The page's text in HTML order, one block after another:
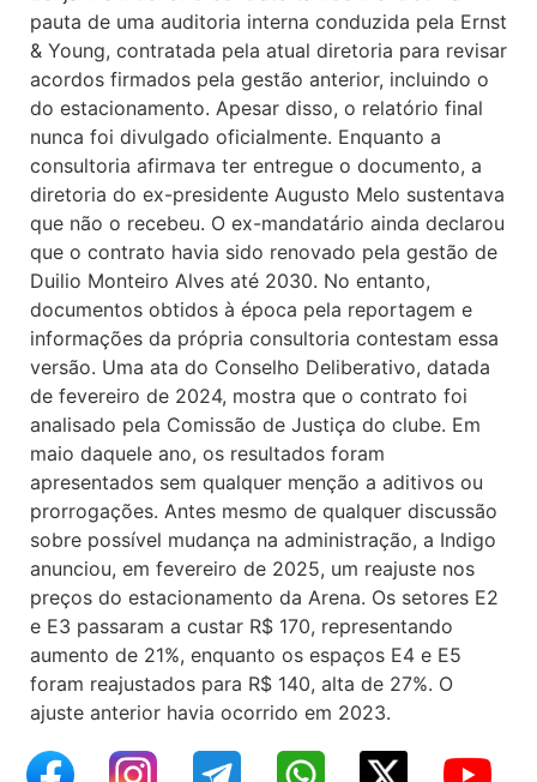
pauta de uma auditoria interna conduzida pela Ernst
& Young, contratada pela atual diretoria para revisar
acordos firmados pela gestão anterior, incluindo o
do estacionamento. Apesar disso, o relatório final
nunca foi divulgado oficialmente. Enquanto a
consultoria afirmava ter entregue o documento, a
diretoria do ex-presidente Augusto Melo sustentava
que não o recebeu. O ex-mandatário ainda declarou
que o contrato havia sido renovado pela gestão de
Duilio Monteiro Alves até 2030. No entanto,
documentos obtidos à época pela reportagem e
informações da própria consultoria contestam essa
versão. Uma ata do Conselho Deliberativo, datada
de fevereiro de 2024, mostra que o contrato foi
analisado pela Comissão de Justiça do clube. Em
maio daquele ano, os resultados foram
apresentados sem qualquer menção a aditivos ou
prorrogações. Antes mesmo de qualquer discussão
sobre possível mudança na administração, a Indigo
anunciou, em fevereiro de 2025, um reajuste nos
preços do estacionamento da Arena. Os setores E2
e E3 passaram a custar R$ 170, representando
aumento de 21%, enquanto os espaços E4 e E5
foram reajustados para R$ 140, alta de 27%. O
ajuste anterior havia ocorrido em 2023.